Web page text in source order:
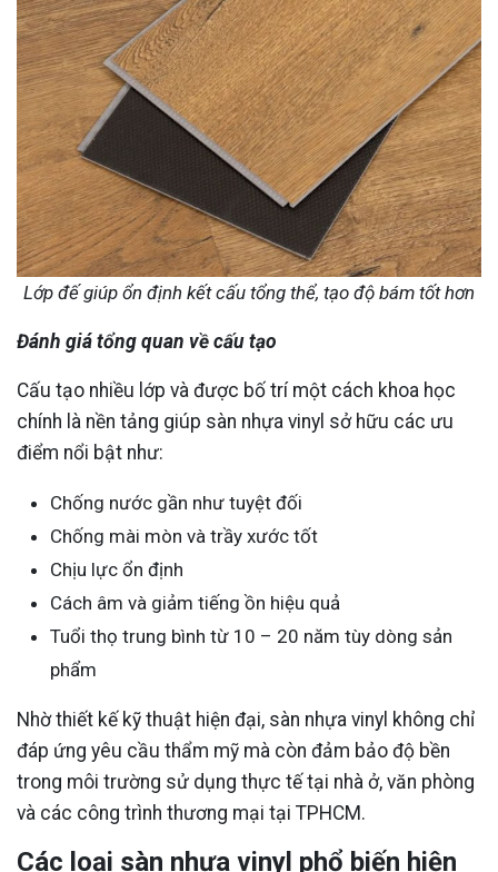
Lớp đế giúp ổn định kết cấu tổng thể, tạo độ bám tốt hơn
Đánh giá tổng quan về cấu tạo
Cấu tạo nhiều lớp và được bố trí một cách khoa học
chính là nền tảng giúp sàn nhựa vinyl sở hữu các ưu
điểm nổi bật như:
Chống nước gần như tuyệt đối
Chống mài mòn và trầy xước tốt
Chịu lực ổn định
Cách âm và giảm tiếng ồn hiệu quả
Tuổi thọ trung bình từ 10 – 20 năm tùy dòng sản
phẩm
Nhờ thiết kế kỹ thuật hiện đại, sàn nhựa vinyl không chỉ
đáp ứng yêu cầu thẩm mỹ mà còn đảm bảo độ bền
trong môi trường sử dụng thực tế tại nhà ở, văn phòng
và các công trình thương mại tại TPHCM.
Các loại sàn nhựa vinyl phổ biến hiện